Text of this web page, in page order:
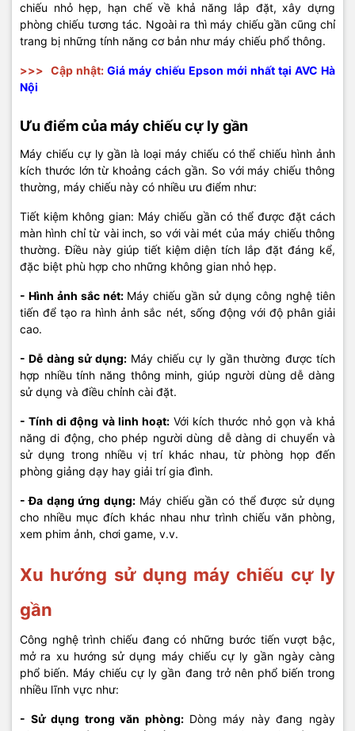
chiếu nhỏ hẹp, hạn chế về khả năng lắp đặt, xây dựng
phòng chiếu tương tác. Ngoài ra thì máy chiếu gần cũng chỉ
trang bị những tính năng cơ bản như máy chiếu phổ thông.
>>> Cập nhật:Giá máy chiếu Epson mới nhất tại AVC Hà
Nội
Ưu điểm của máy chiếu cự ly gần
Máy chiếu cự ly gần là loại máy chiếu có thể chiếu hình ảnh
kích thước lớn từ khoảng cách gần. So với máy chiếu thông
thường, máy chiếu này có nhiều ưu điểm như:
Tiết kiệm không gian: Máy chiếu gần có thể được đặt cách
màn hình chỉ từ vài inch, so với vài mét của máy chiếu thông
thường. Điều này giúp tiết kiệm diện tích lắp đặt đáng kể,
đặc biệt phù hợp cho những không gian nhỏ hẹp.
- Hình ảnh sắc nét: Máy chiếu gần sử dụng công nghệ tiên
tiến để tạo ra hình ảnh sắc nét, sống động với độ phân giải
cao.
- Dễ dàng sử dụng: Máy chiếu cự ly gần thường được tích
hợp nhiều tính năng thông minh, giúp người dùng dễ dàng
sử dụng và điều chỉnh cài đặt.
- Tính di động và linh hoạt:Với kích thước nhỏ gọn và khả
năng di động, cho phép người dùng dễ dàng di chuyển và
sử dụng trong nhiều vị trí khác nhau, từ phòng họp đến
phòng giảng dạy hay giải trí gia đình.
- Đa dạng ứng dụng:Máy chiếu gần có thể được sử dụng
cho nhiều mục đích khác nhau như trình chiếu văn phòng,
xem phim ảnh, chơi game, v.v.
Xu hướng sử dụng máy chiếu cự ly
gần
Công nghệ trình chiếu đang có những bước tiến vượt bậc,
mở ra xu hướng sử dụng máy chiếu cự ly gần ngày càng
phổ biến. Máy chiếu cự ly gần đang trở nên phổ biến trong
nhiều lĩnh vực như:
- Sử dụng trong văn phòng: Dòng máy này đang ngày